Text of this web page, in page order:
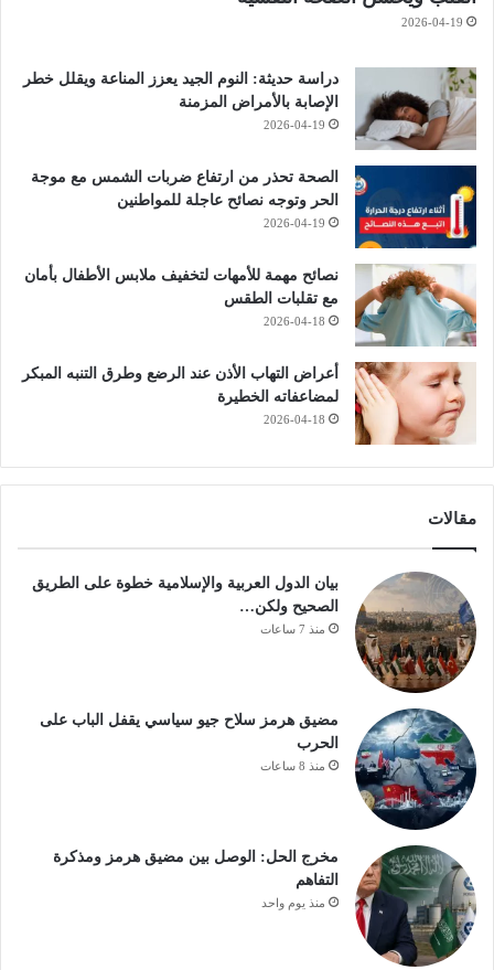
2026-04-19
دراسة حديثة: النوم الجيد يعزز المناعة ويقلل خطر
الإصابة بالأمراض المزمنة
2026-04-19
الصحة تحذر من ارتفاع ضربات الشمس مع موجة
الحر وتوجه نصائح عاجلة للمواطنين
2026-04-19
نصائح مهمة للأمهات لتخفيف ملابس الأطفال بأمان
مع تقلبات الطقس
2026-04-18
أعراض التهاب الأذن عند الرضع وطرق التنبه المبكر
لمضاعفاته الخطيرة
2026-04-18
مقالات
بيان الدول العربية والإسلامية خطوة على الطريق
الصحيح ولكن…
منذ 7 ساعات
مضيق هرمز سلاح جيو سياسي يقفل الباب على
الحرب
منذ 8 ساعات
مخرج الحل: الوصل بين مضيق هرمز ومذكرة
التفاهم
منذ يوم واحد